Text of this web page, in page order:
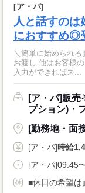
[ア・パ]
人と話すのは
におすすめ◎
＼簡単に始められ
お渡し 他はお客様
入力ができればス...
[ア・パ]販売
プション)・
[勤務地・面
[ア・パ]時給
[ア・パ]09:45